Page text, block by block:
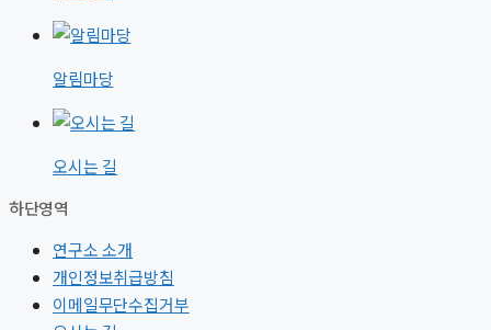
알림마당
오시는 길
하단영역
연구소 소개
개인정보취급방침
이메일무단수집거부